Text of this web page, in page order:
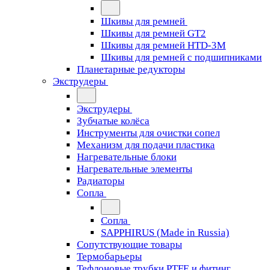
Шкивы для ремней
Шкивы для ремней GT2
Шкивы для ремней HTD-3M
Шкивы для ремней с подшипниками
Планетарные редукторы
Экструдеры
Экструдеры
Зубчатые колёса
Инструменты для очистки сопел
Механизм для подачи пластика
Нагревательные блоки
Нагревательные элементы
Радиаторы
Сопла
Сопла
SAPPHIRUS (Made in Russia)
Сопутствующие товары
Термобарьеры